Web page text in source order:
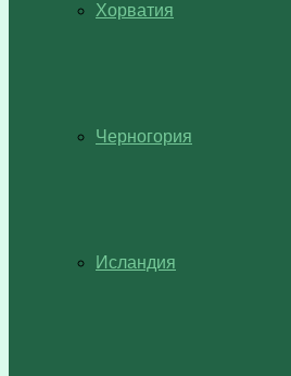
Хорватия
Черногория
Исландия